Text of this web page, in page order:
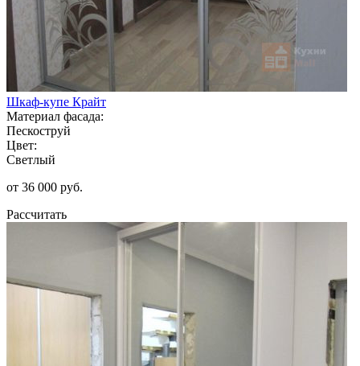
Шкаф-купе Крайт
Материал фасада:
Пескоструй
Цвет:
Светлый
от 36 000 руб.
Рассчитать